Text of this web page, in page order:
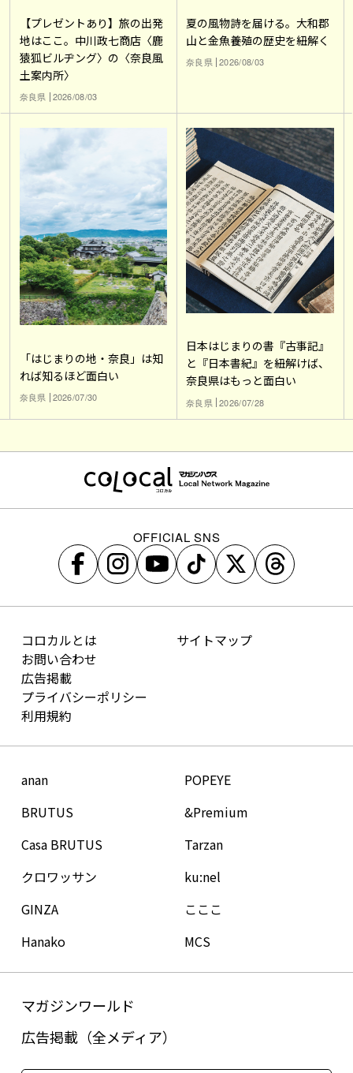
【プレゼントあり】旅の出発
地はここ。中川政七商店〈鹿
猿狐ビルヂング〉の〈奈良風
土案内所〉
奈良県 2026/08/03
夏の風物詩を届ける。大和郡
山と金魚養殖の歴史を紐解く
奈良県 2026/08/03
「はじまりの地・奈良」は知
れば知るほど面白い
奈良県 2026/07/30
日本はじまりの書『古事記』
と『日本書紀』を紐解けば、
奈良県はもっと面白い
奈良県 2026/07/28
OFFICIAL SNS
コロカルとは
お問い合わせ
広告掲載
プライバシーポリシー
利用規約
サイトマップ
anan
BRUTUS
Casa BRUTUS
クロワッサン
GINZA
Hanako
POPEYE
&Premium
Tarzan
ku:nel
こここ
MCS
マガジンワールド
広告掲載（全メディア）